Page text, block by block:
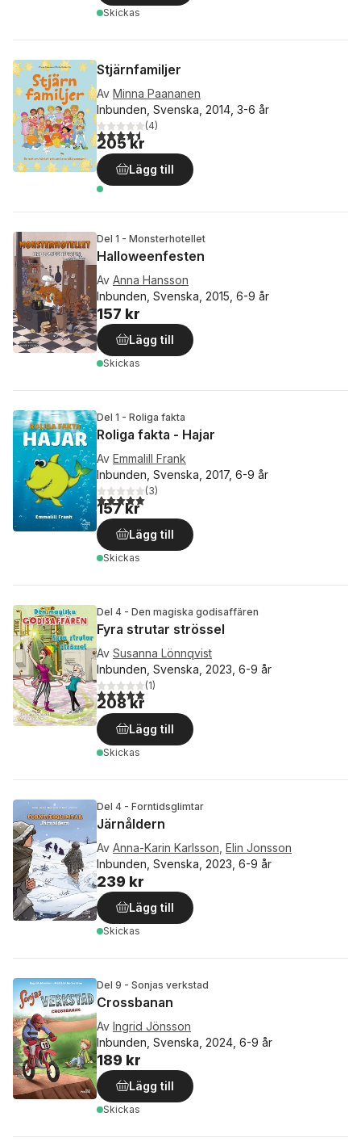
Skickas
Stjärnfamiljer
Av Minna Paananen
Inbunden, Svenska, 2014, 3-6 år
4,5utav 5 stjärnor. Totalt antal röster:
(4)
205 kr
Lägg till
Del 1 - Monsterhotellet
Halloweenfesten
Av Anna Hansson
Inbunden, Svenska, 2015, 6-9 år
157 kr
Lägg till
Skickas
Del 1 - Roliga fakta
Roliga fakta - Hajar
Av Emmalill Frank
Inbunden, Svenska, 2017, 6-9 år
5,0utav 5 stjärnor. Totalt antal röster:
(3)
157 kr
Lägg till
Skickas
Del 4 - Den magiska godisaffären
Fyra strutar strössel
Av Susanna Lönnqvist
Inbunden, Svenska, 2023, 6-9 år
5,0utav 5 stjärnor. Totalt antal röster:
(1)
208 kr
Lägg till
Skickas
Del 4 - Forntidsglimtar
Järnåldern
Av Anna-Karin Karlsson Elin Jonsson
Inbunden, Svenska, 2023, 6-9 år
239 kr
Lägg till
Skickas
Del 9 - Sonjas verkstad
Crossbanan
Av Ingrid Jönsson
Inbunden, Svenska, 2024, 6-9 år
189 kr
Lägg till
Skickas